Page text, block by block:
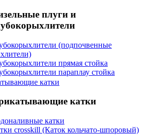
плуги и
(подпочвенные
прямая стойка
параплау стойка
катки
катки
катки
crosskill (Каток кольчато-шпоровый)